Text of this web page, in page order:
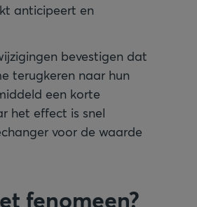
anticipeert en
bevestigen dat
terugkeren naar hun
een korte
het effect is snel
voor de waarde
fenomeen?